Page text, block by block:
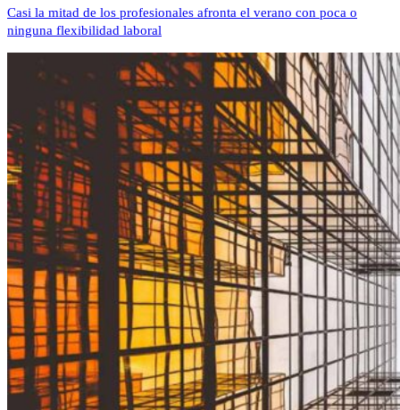
Casi la mitad de los profesionales afronta el verano con poca o
ninguna flexibilidad laboral